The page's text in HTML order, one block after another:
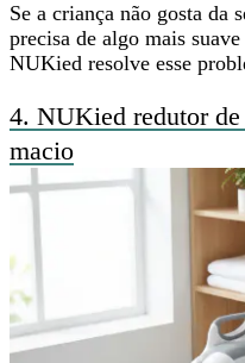
Se a criança não gosta da
precisa de algo mais
NUKied resolve esse
4. NUKied redutor
macio